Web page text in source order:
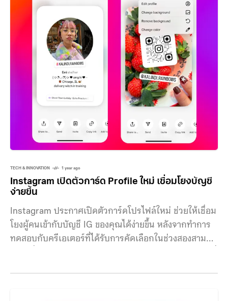
และไม่ได้ถือสิ่งของใด ๆ รวมถึงจะเพิ่มตัวเลือกแอนิเมชัน
ใหม่ ๆ เข้ามาตลอดปี สำหรับการปรับแต่ง
TECH & INNOVATION 1 year ago
Instagram เปิดตัวการ์ด Profile ใหม่ เชื่อมโยงบัญชี
ง่ายขึ้น
Instagram ประกาศเปิดตัวการ์ดโปรไฟล์ใหม่ ช่วยให้เชื่อม
โยงผู้คนเข้ากับบัญชี IG ของคุณได้ง่ายขึ้น หลังจากทำการ
ทดสอบกับครีเอเตอร์ที่ได้รับการคัดเลือกในช่วงสองสาม